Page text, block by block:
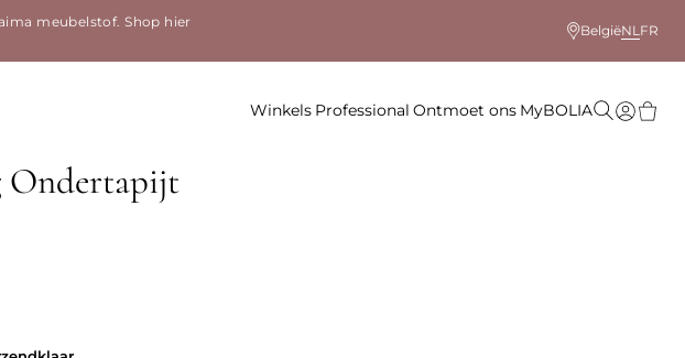
meubelstof.Shop hier
BelgiëNLFR
Winkels Professional Ontmoet ons MyBOLIA
Ondertapijt